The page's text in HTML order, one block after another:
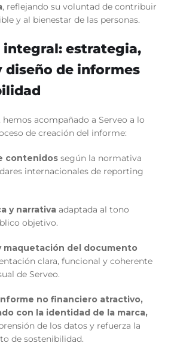
, reflejando su voluntad de contribuir
y al bienestar de las personas.
integral: estrategia,
diseño de informes
, hemos acompañado a Serveo a lo
de creación del informe:
contenidos según la normativa
internacionales de reporting
y narrativa adaptada al tono
objetivo.
maquetación del documento
clara, funcional y coherente
de Serveo.
no financiero atractivo,
con la identidad de la marca,
de los datos y refuerza la
de sostenibilidad.